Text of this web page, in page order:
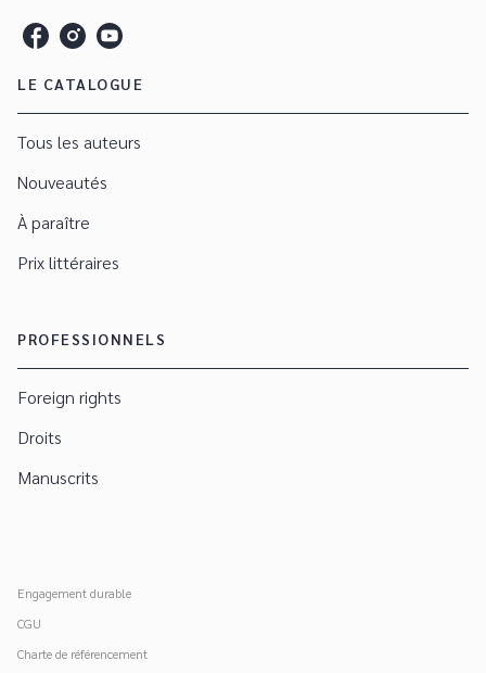
LE CATALOGUE
Tous les auteurs
Nouveautés
À paraître
Prix littéraires
PROFESSIONNELS
Foreign rights
Droits
Manuscrits
Engagement durable
CGU
Charte de référencement